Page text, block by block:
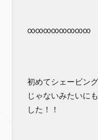
∞∞∞∞∞∞∞∞
初めてシェービン
じゃないみたいに
した！！